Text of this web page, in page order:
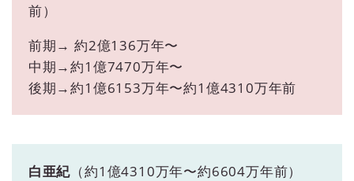
前）
前期→ 約2億136万年〜
中期→約1億7470万年〜
後期→約1億6153万年〜約1億4310万年前
白亜紀 （約1億4310万年〜約6604万年前）